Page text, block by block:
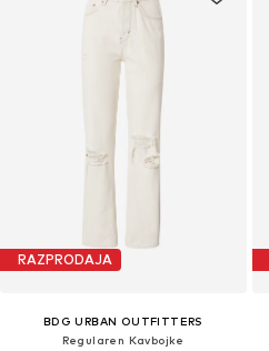
RAZPRODAJA
BDG URBAN OUTFITTERS
Regularen Kavbojke